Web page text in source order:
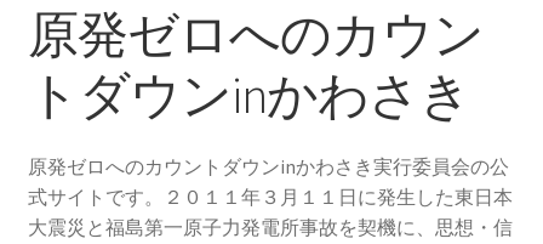
キ
プ
活動紹介
2012.3.11 「原発ゼロへのカウントダウンinかわさ
原発ゼロ金曜日行動 inかわさき
原発ゼロへのカウン
トダウンinかわさき
原発ゼロへのカウントダウンinかわさき実行委員会の公
式サイトです。２０１１年３月１１日に発生した東日本
大震災と福島第一原子力発電所事故を契機に、思想・信